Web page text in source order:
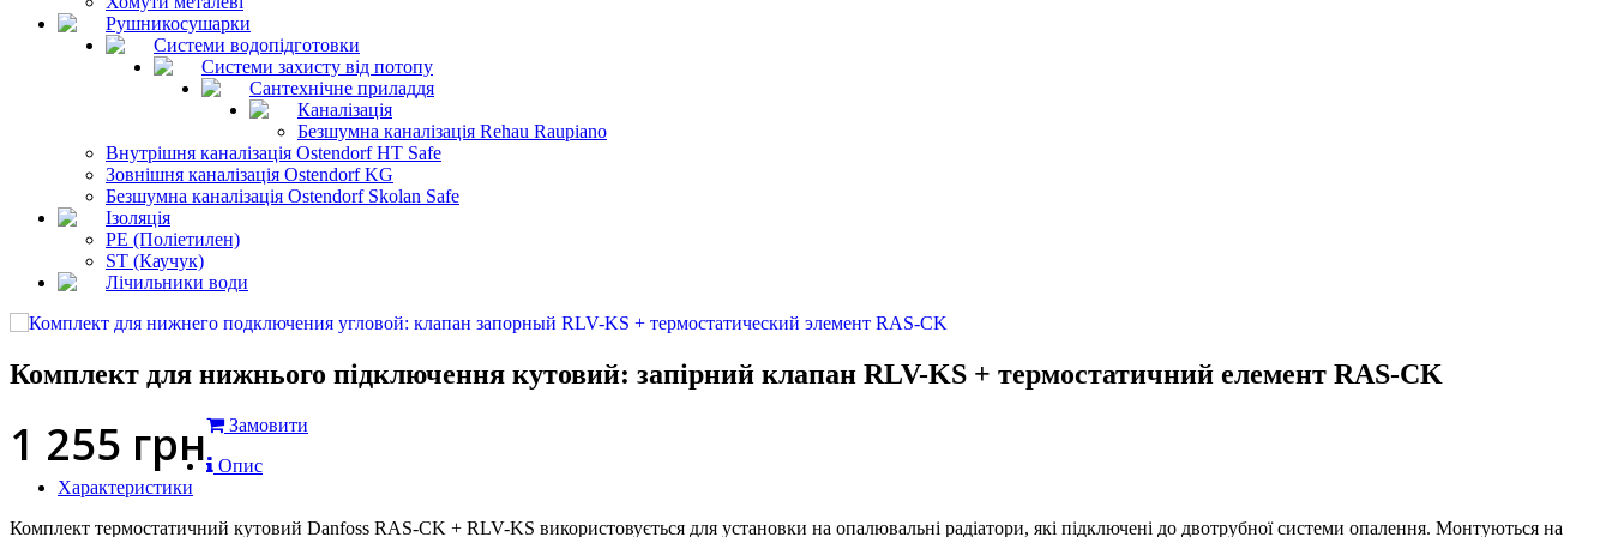
Рушникосушарки
Системи водопідготовки
Системи захисту від потопу
Сантехнічне приладдя
Каналізація
Безшумна каналізація Rehau Raupiano
Внутрішня каналізація Ostendorf HT Safe
Зовнішня каналізація Ostendorf KG
Безшумна каналізація Ostendorf Skolan Safe
Ізоляція
PE (Поліетилен)
ST (Каучук)
Лічильники води
Комплект для нижнього підключення кутовий: запірний клапан RLV-KS + термостатичний елемент RAS-CK
1 255 грн
Замовити
Опис
Характеристики
Комплект термостатичний кутовий Danfoss RAS-CK + RLV-KS використовується для установки на опалювальні радіатори, які підключені до двотрубної системи опалення. Монтуються на